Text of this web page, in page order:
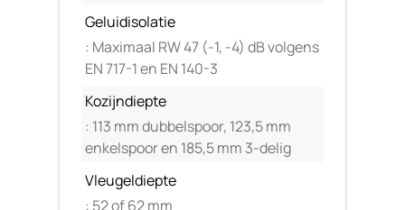
Geluidisolatie
: Maximaal RW 47 (-1, -4) dB volgens
EN 717-1 en EN 140-3
Kozijndiepte
: 113 mm dubbelspoor, 123,5 mm
enkelspoor en 185,5 mm 3-delig
Vleugeldiepte
: 52 of 62 mm